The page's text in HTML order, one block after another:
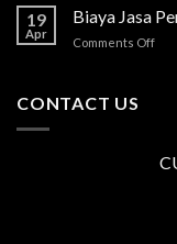
19
Apr
Biaya Jasa
Comments Offon
CONTACT US